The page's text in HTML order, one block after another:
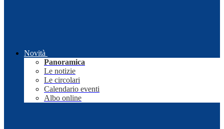
Novità
Panoramica
Le notizie
Le circolari
Calendario eventi
Albo online